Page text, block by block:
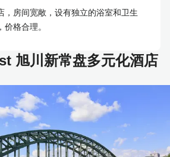
，房间宽敞，设有独立的浴室和卫生
格合理。
旭川新常盘多元化酒店